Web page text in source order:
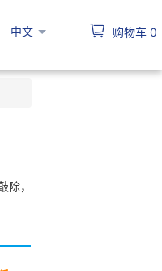
中文 购物车 0
，